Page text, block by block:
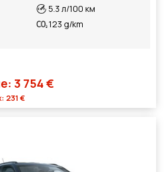
5.3 л/100 км
123 g/km
3 754 €
231 €